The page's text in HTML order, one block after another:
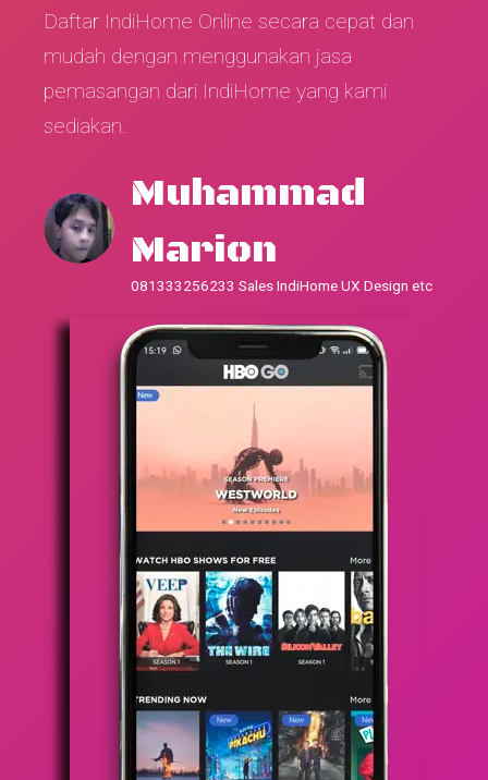
Daftar IndiHome Online secara cepat dan
mudah dengan menggunakan jasa
pemasangan dari IndiHome yang kami
sediakan.
Muhammad
Marion
081333256233 Sales IndiHome UX Design etc